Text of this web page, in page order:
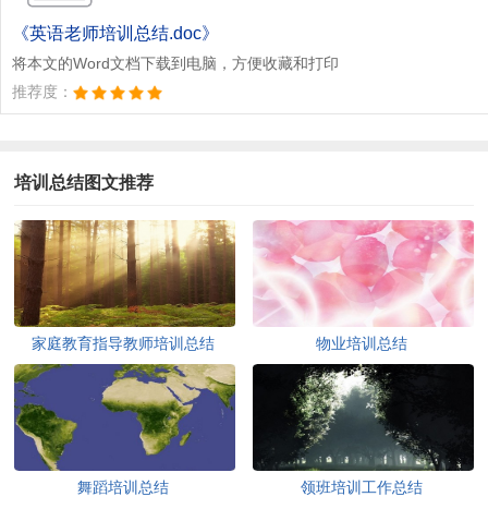
《英语老师培训总结.doc》
将本文的Word文档下载到电脑，方便收藏和打印
推荐度：
培训总结图文推荐
家庭教育指导教师培训总结 物业培训总结
舞蹈培训总结 领班培训工作总结